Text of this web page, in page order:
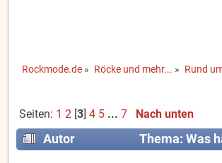
Rockmode.de » Röcke und mehr... » Rund
Seiten: 1 2[3] 4 5 ... 7 Nach unten
Autor Thema: Was